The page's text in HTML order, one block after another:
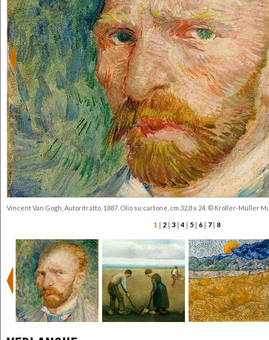
Vincent Van Gogh, Autoritratto, 1887. Olio su cartone, cm 32,8 x 24. © Kröller-Müller
1 | 2| 3| 4| 5| 6| 7| 8